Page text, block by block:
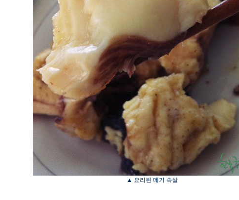
▲ 요리된 메기 속살